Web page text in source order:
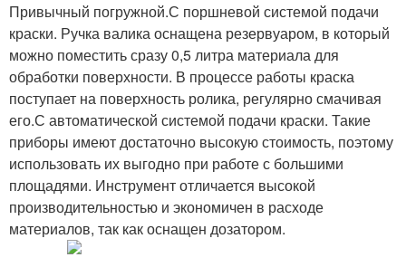
Привычный погружной.С поршневой системой подачи
краски. Ручка валика оснащена резервуаром, в который
можно поместить сразу 0,5 литра материала для
обработки поверхности. В процессе работы краска
поступает на поверхность ролика, регулярно смачивая
его.С автоматической системой подачи краски. Такие
приборы имеют достаточно высокую стоимость, поэтому
использовать их выгодно при работе с большими
площадями. Инструмент отличается высокой
производительностью и экономичен в расходе
материалов, так как оснащен дозатором.